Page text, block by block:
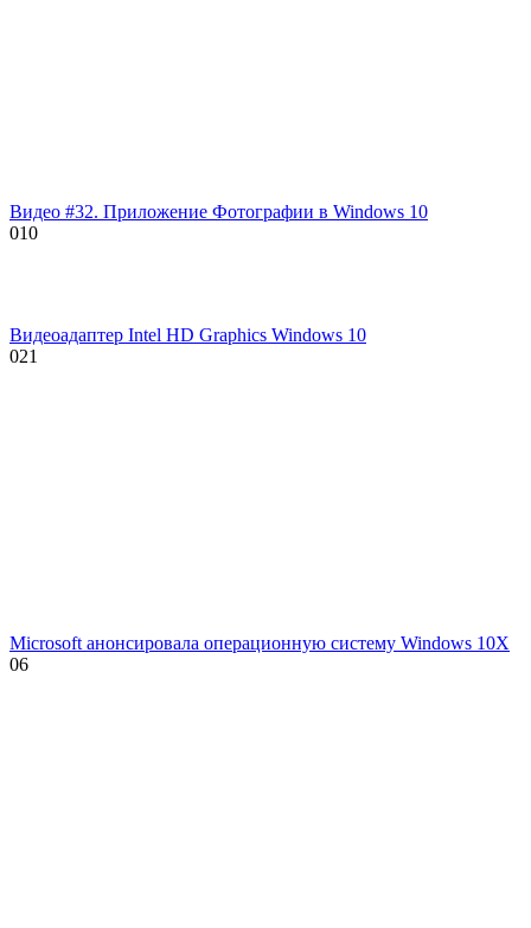
Видео #32. Приложение Фотографии в Windows 10
010
Видеоадаптер Intel HD Graphics Windows 10
021
Microsoft анонсировала операционную систему Windows 10X
06